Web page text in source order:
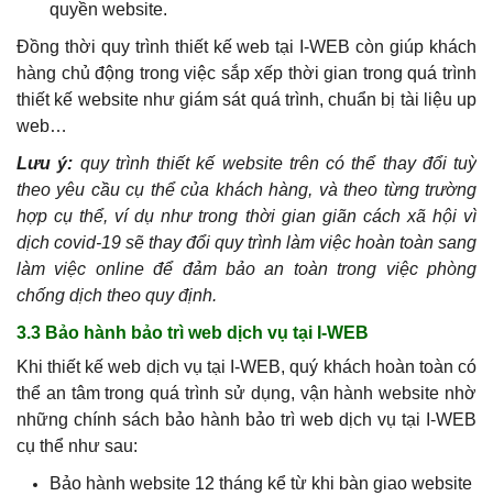
quyền website.
Đồng thời quy trình thiết kế web tại I-WEB còn giúp khách
hàng chủ động trong việc sắp xếp thời gian trong quá trình
thiết kế website như giám sát quá trình, chuẩn bị tài liệu up
web…
Lưu ý: quy trình thiết kế website trên có thể thay đổi tuỳ
theo yêu cầu cụ thể của khách hàng, và theo từng trường
hợp cụ thể, ví dụ như trong thời gian giãn cách xã hội vì
dịch covid-19 sẽ thay đổi quy trình làm việc hoàn toàn sang
làm việc online để đảm bảo an toàn trong việc phòng
chống dịch theo quy định.
3.3 Bảo hành bảo trì web dịch vụ tại I-WEB
Khi thiết kế web dịch vụ tại I-WEB, quý khách hoàn toàn có
thể an tâm trong quá trình sử dụng, vận hành website nhờ
những chính sách bảo hành bảo trì web dịch vụ tại I-WEB
cụ thể như sau:
Bảo hành website 12 tháng kể từ khi bàn giao website